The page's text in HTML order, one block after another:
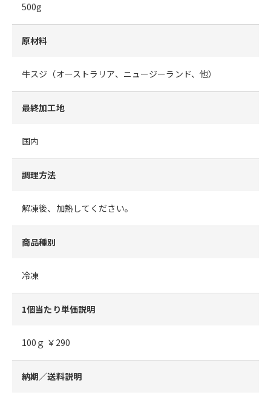
500g
原材料
牛スジ（オーストラリア、ニュージーランド、他）
最終加工地
国内
調理方法
解凍後、加熱してください。
商品種別
冷凍
1個当たり単価説明
100ｇ ￥290
納期／送料説明